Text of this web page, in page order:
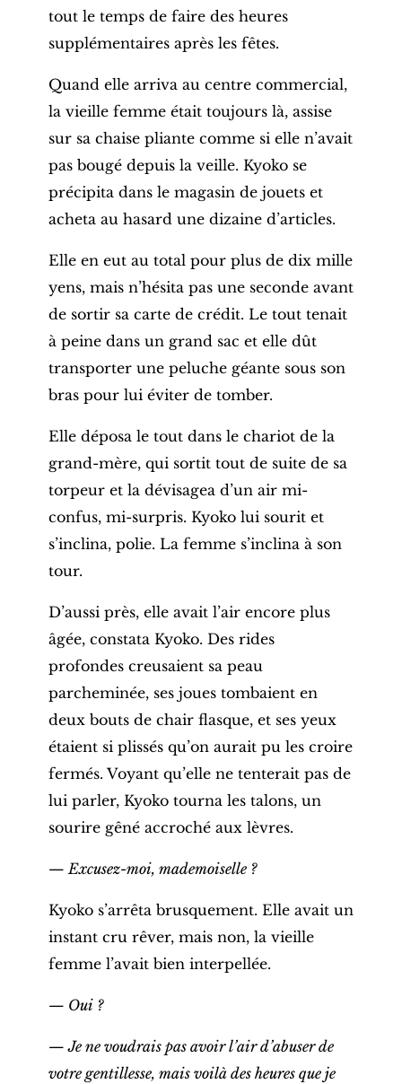
tout le temps de faire des heures
supplémentaires après les fêtes.
Quand elle arriva au centre commercial,
la vieille femme était toujours là, assise
sur sa chaise pliante comme si elle n’avait
pas bougé depuis la veille. Kyoko se
précipita dans le magasin de jouets et
acheta au hasard une dizaine d’articles.
Elle en eut au total pour plus de dix mille
yens, mais n’hésita pas une seconde avant
de sortir sa carte de crédit. Le tout tenait
à peine dans un grand sac et elle dût
transporter une peluche géante sous son
bras pour lui éviter de tomber.
Elle déposa le tout dans le chariot de la
grand-mère, qui sortit tout de suite de sa
torpeur et la dévisagea d’un air mi-
confus, mi-surpris. Kyoko lui sourit et
s’inclina, polie. La femme s’inclina à son
tour.
D’aussi près, elle avait l’air encore plus
âgée, constata Kyoko. Des rides
profondes creusaient sa peau
parcheminée, ses joues tombaient en
deux bouts de chair flasque, et ses yeux
étaient si plissés qu’on aurait pu les croire
fermés. Voyant qu’elle ne tenterait pas de
lui parler, Kyoko tourna les talons, un
sourire gêné accroché aux lèvres.
— Excusez-moi, mademoiselle ?
Kyoko s’arrêta brusquement. Elle avait un
instant cru rêver, mais non, la vieille
femme l’avait bien interpellée.
— Oui ?
— Je ne voudrais pas avoir l’air d’abuser de
votre gentillesse, mais voilà des heures que je